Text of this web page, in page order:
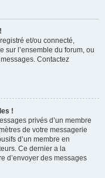
et/ou connecté,
sur l’ensemble du forum, ou
Contactez
!
privés d’un membre
de votre messagerie
d’un membre en
Ce dernier a la
d’envoyer des messages